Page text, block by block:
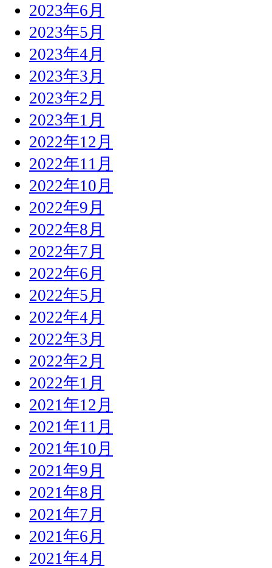
2023年6月
2023年5月
2023年4月
2023年3月
2023年2月
2023年1月
2022年12月
2022年11月
2022年10月
2022年9月
2022年8月
2022年7月
2022年6月
2022年5月
2022年4月
2022年3月
2022年2月
2022年1月
2021年12月
2021年11月
2021年10月
2021年9月
2021年8月
2021年7月
2021年6月
2021年4月